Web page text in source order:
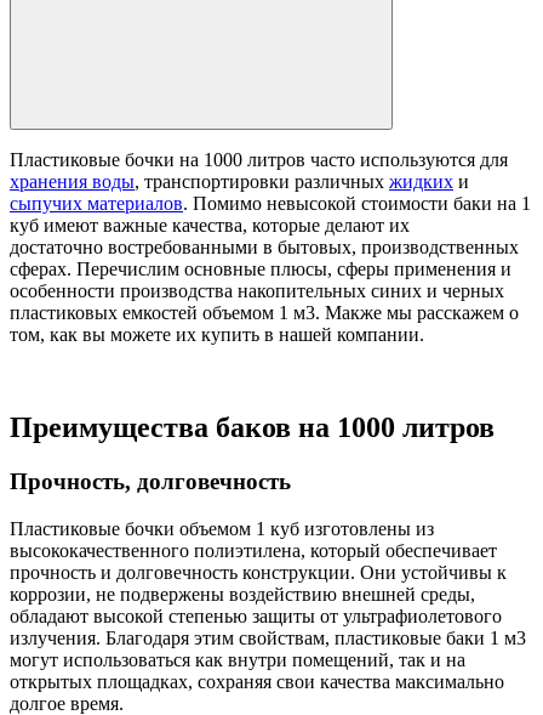
Пластиковые бочки на 1000 литров часто используются для
хранения воды, транспортировки различных жидких и
сыпучих материалов. Помимо невысокой стоимости баки на 1
куб имеют важные качества, которые делают их
достаточно востребованными в бытовых, производственных
сферах. Перечислим основные плюсы, сферы применения и
особенности производства накопительных синих и черных
пластиковых емкостей объемом 1 м3. Макже мы расскажем о
том, как вы можете их купить в нашей компании.
Преимущества баков на 1000 литров
Прочность, долговечность
Пластиковые бочки объемом 1 куб изготовлены из
высококачественного полиэтилена, который обеспечивает
прочность и долговечность конструкции. Они устойчивы к
коррозии, не подвержены воздействию внешней среды,
обладают высокой степенью защиты от ультрафиолетового
излучения. Благодаря этим свойствам, пластиковые баки 1 м3
могут использоваться как внутри помещений, так и на
открытых площадках, сохраняя свои качества максимально
долгое время.